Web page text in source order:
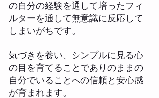
の自分の経験を通して培ったフィ
ルターを通して無意識に反応して
しまいがちです。
気づきを養い、シンプルに見る心
の目を育てることでありのままの
自分でいることへの信頼と安心感
が育まれます。